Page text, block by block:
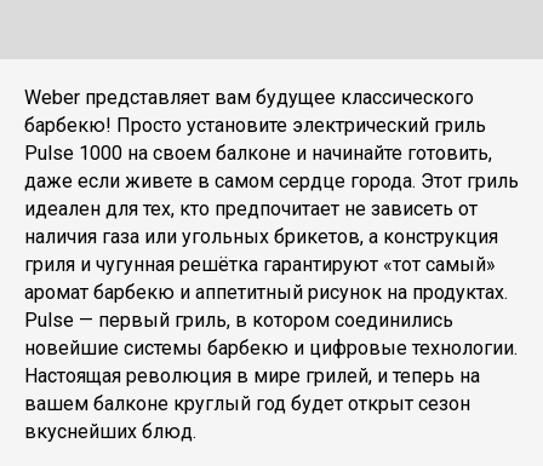
Weber представляет вам будущее классического
барбекю! Просто установите электрический гриль
Pulse 1000 на своем балконе и начинайте готовить,
даже если живете в самом сердце города. Этот гриль
идеален для тех, кто предпочитает не зависеть от
наличия газа или угольных брикетов, а конструкция
гриля и чугунная решётка гарантируют «тот самый»
аромат барбекю и аппетитный рисунок на продуктах.
Pulse — первый гриль, в котором соединились
новейшие системы барбекю и цифровые технологии.
Настоящая революция в мире грилей, и теперь на
вашем балконе круглый год будет открыт сезон
вкуснейших блюд.